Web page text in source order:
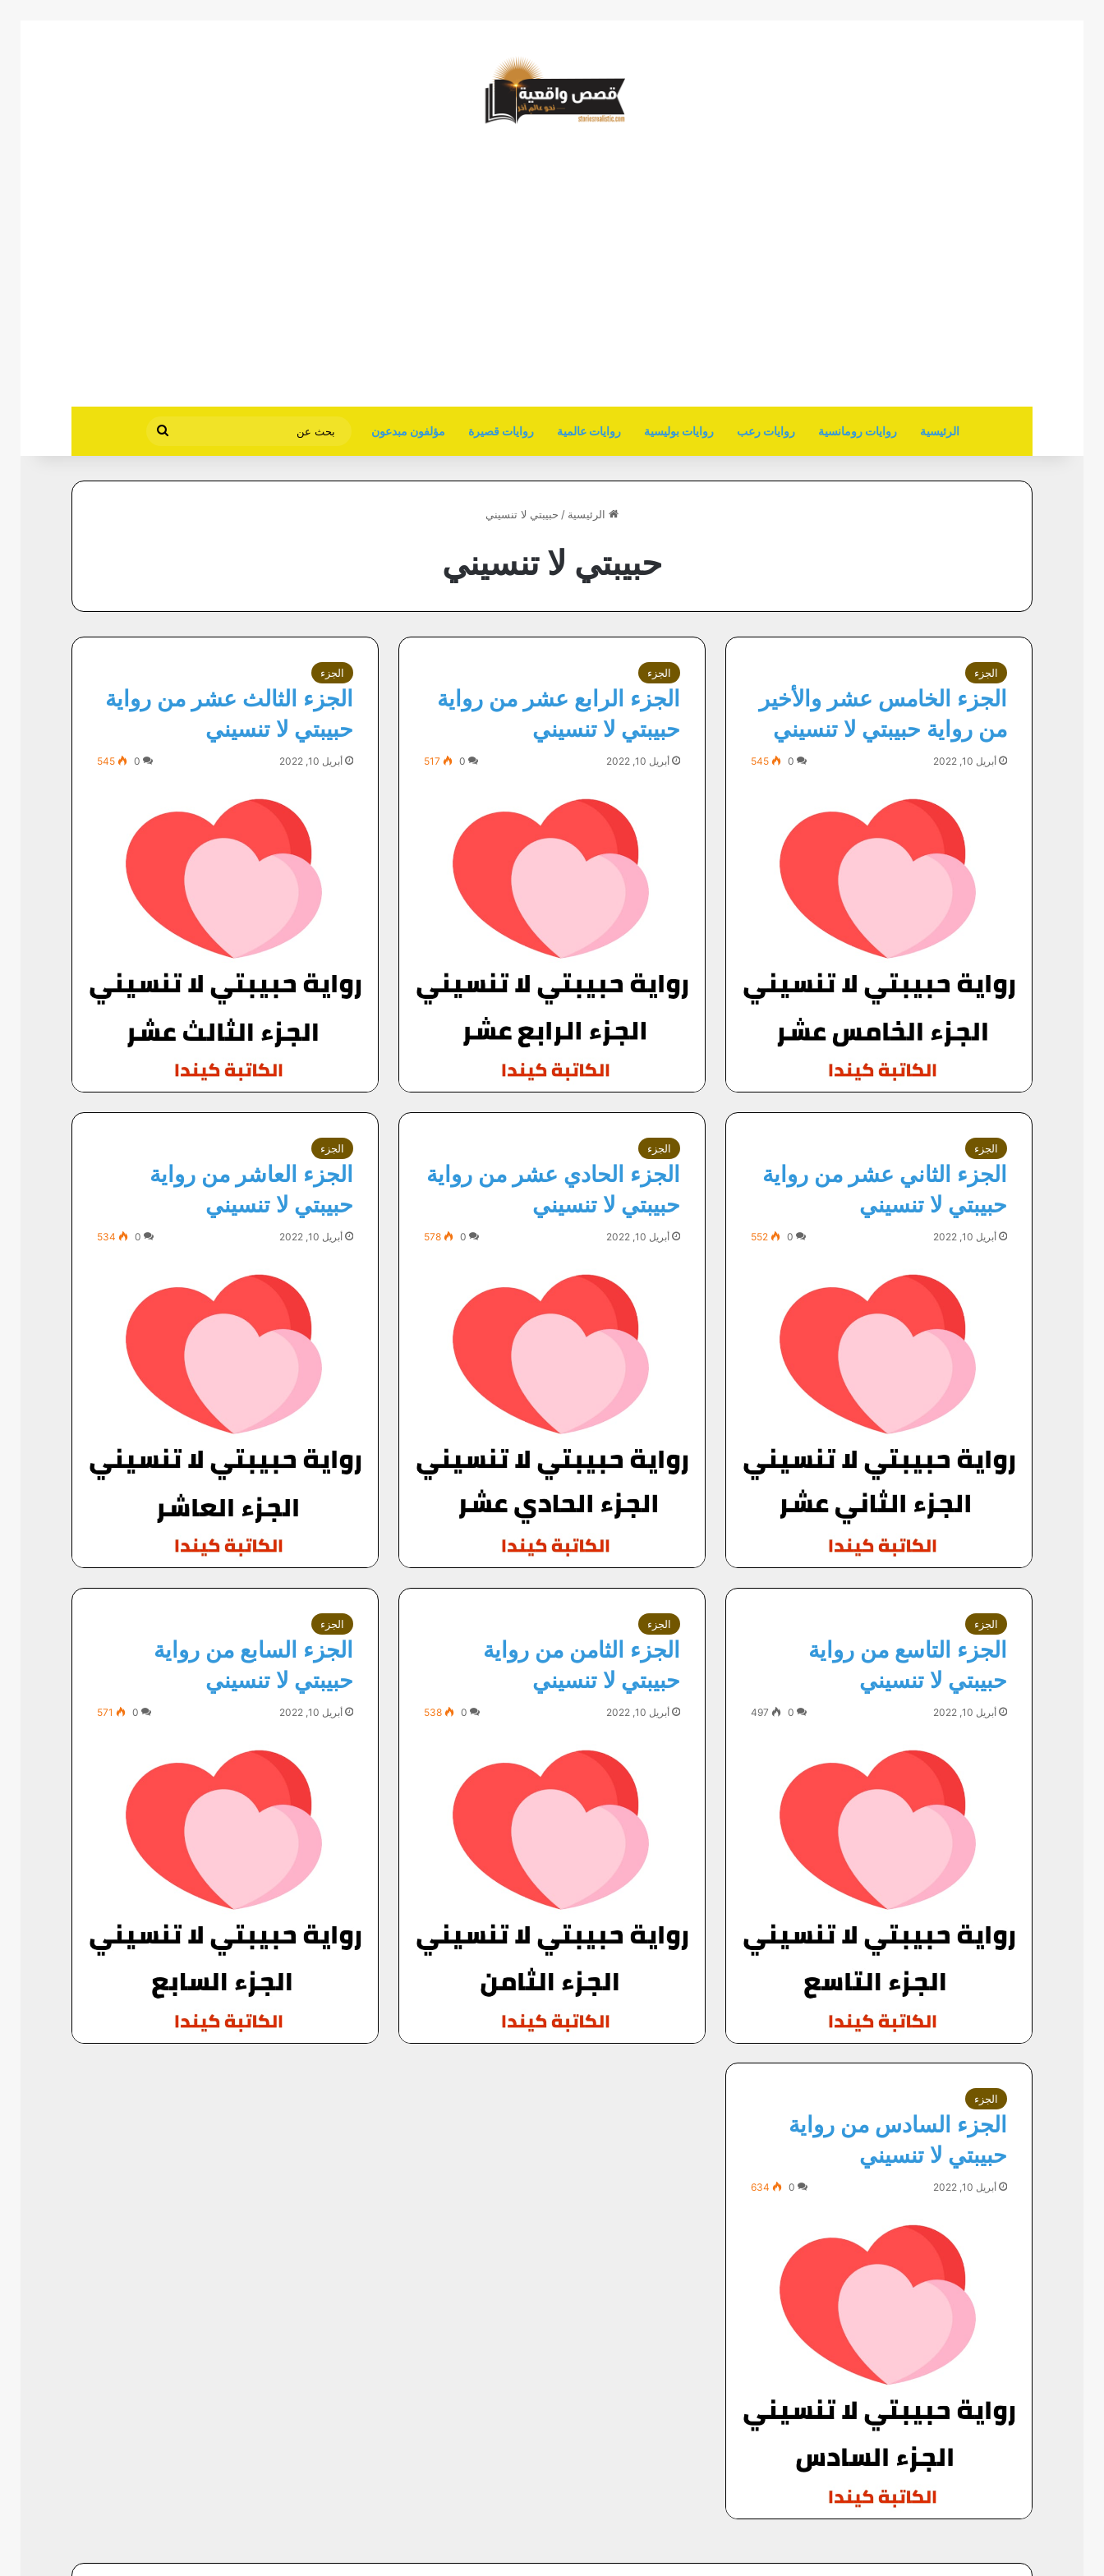
الرئيسية روايات رومانسية روايات رعب روايات بوليسية روايات عالمية روايات قصيرة مؤلفون مبدعون
عن
الرئيسية / حبيبتي لا تنسيني
حبيبتي لا تنسيني
الجزء
الجزء الخامس عشر والأخير
من رواية حبيبتي لا تنسيني
أبريل 10, 2022 0
545
الجزء
الجزء الرابع عشر من رواية
حبيبتي لا تنسيني
أبريل 10, 2022 0
517
الجزء
الجزء الثالث عشر من رواية
حبيبتي لا تنسيني
أبريل 10, 2022 0
545
الجزء
الجزء الثاني عشر من رواية
حبيبتي لا تنسيني
أبريل 10, 2022 0
552
الجزء
الجزء الحادي عشر من رواية
حبيبتي لا تنسيني
أبريل 10, 2022 0
578
الجزء
الجزء العاشر من رواية
حبيبتي لا تنسيني
أبريل 10, 2022 0
534
الجزء
الجزء التاسع من رواية
حبيبتي لا تنسيني
أبريل 10, 2022 0
497
الجزء
الجزء الثامن من رواية
حبيبتي لا تنسيني
أبريل 10, 2022 0
538
الجزء
الجزء السابع من رواية
حبيبتي لا تنسيني
أبريل 10, 2022 0
571
الجزء
الجزء السادس من رواية
حبيبتي لا تنسيني
أبريل 10, 2022 0
634